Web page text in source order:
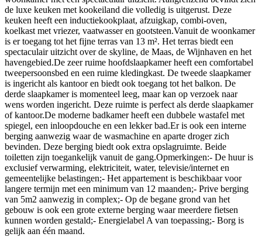
de luxe keuken met kookeiland die volledig is uitgerust. Deze
keuken heeft een inductiekookplaat, afzuigkap, combi-oven,
koelkast met vriezer, vaatwasser en gootsteen.Vanuit de woonkamer
is er toegang tot het fijne terras van 13 m². Het terras biedt een
spectaculair uitzicht over de skyline, de Maas, de Wijnhaven en het
havengebied.De zeer ruime hoofdslaapkamer heeft een comfortabel
tweepersoonsbed en een ruime kledingkast. De tweede slaapkamer
is ingericht als kantoor en biedt ook toegang tot het balkon. De
derde slaapkamer is momenteel leeg, maar kan op verzoek naar
wens worden ingericht. Deze ruimte is perfect als derde slaapkamer
of kantoor.De moderne badkamer heeft een dubbele wastafel met
spiegel, een inloopdouche en een lekker bad.Er is ook een interne
berging aanwezig waar de wasmachine en aparte droger zich
bevinden. Deze berging biedt ook extra opslagruimte. Beide
toiletten zijn toegankelijk vanuit de gang.Opmerkingen:- De huur is
exclusief verwarming, elektriciteit, water, televisie/internet en
gemeentelijke belastingen;- Het appartement is beschikbaar voor
langere termijn met een minimum van 12 maanden;- Prive berging
van 5m2 aanwezig in complex;- Op de begane grond van het
gebouw is ook een grote externe berging waar meerdere fietsen
kunnen worden gestald;- Energielabel A van toepassing;- Borg is
gelijk aan één maand.